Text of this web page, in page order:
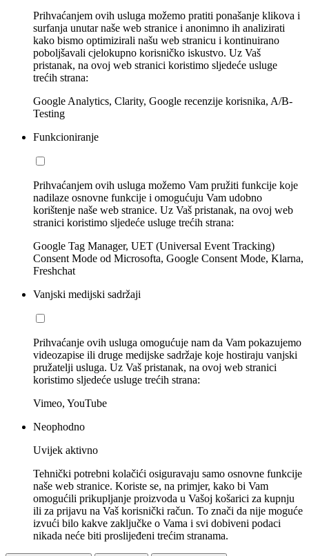
Prihvaćanjem ovih usluga možemo pratiti ponašanje klikova i
surfanja unutar naše web stranice i anonimno ih analizirati
kako bismo optimizirali našu web stranicu i kontinuirano
poboljšavali cjelokupno korisničko iskustvo. Uz Vaš
pristanak, na ovoj web stranici koristimo sljedeće usluge
trećih strana:
Google Analytics, Clarity, Google recenzije korisnika, A/B-
Testing
Funkcioniranje
Prihvaćanjem ovih usluga možemo Vam pružiti funkcije koje
nadilaze osnovne funkcije i omogućuju Vam udobno
korištenje naše web stranice. Uz Vaš pristanak, na ovoj web
stranici koristimo sljedeće usluge trećih strana:
Google Tag Manager, UET (Universal Event Tracking)
Consent Mode od Microsofta, Google Consent Mode, Klarna,
Freshchat
Vanjski medijski sadržaji
Prihvaćanje ovih usluga omogućuje nam da Vam pokazujemo
videozapise ili druge medijske sadržaje koje hostiraju vanjski
pružatelji usluga. Uz Vaš pristanak, na ovoj web stranici
koristimo sljedeće usluge trećih strana:
Vimeo, YouTube
Neophodno
Uvijek aktivno
Tehnički potrebni kolačići osiguravaju samo osnovne funkcije
naše web stranice. Koriste se, na primjer, kako bi Vam
omogućili prikupljanje proizvoda u Vašoj košarici za kupnju
ili za prijavu na Vaš korisnički račun. To znači da nije moguće
izvući bilo kakve zaključke o Vama i svi dobiveni podaci
nikada neće biti proslijeđeni trećim stranama.